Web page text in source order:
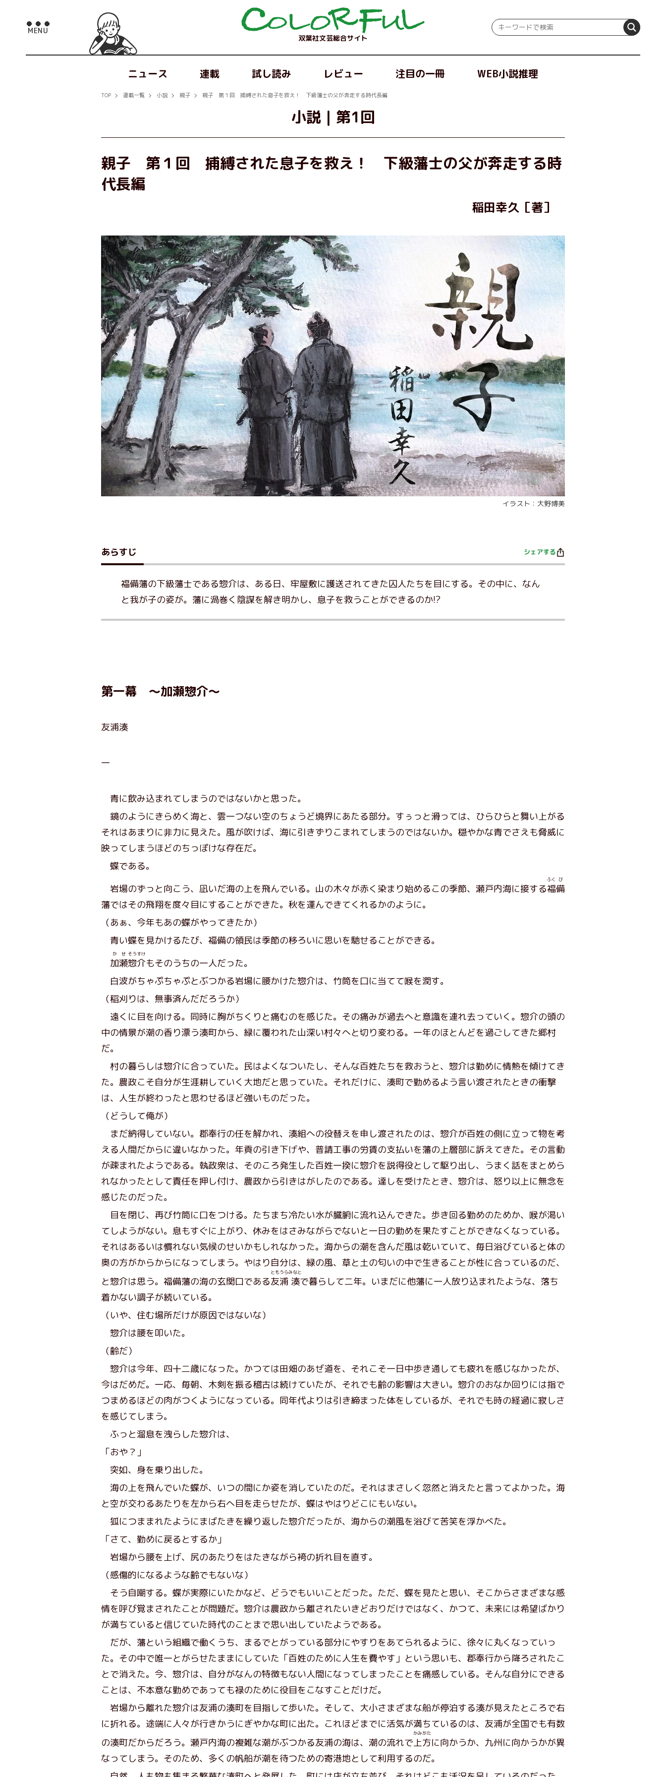
双葉社文芸総合サイト
ニュース 連載 試し読み レビュー 注目の一冊 WEB小説推理
TOP 連載一覧 小説 親子 親子 第１回 捕縛された息子を救え！ 下級藩士の父が奔走する時代長編
小説 ｜ 第1回
親子 第１回 捕縛された息子を救え！ 下級藩士の父が奔走する時
代長編
稲田幸久［著］
イラスト：大野博美
あらすじ シェアする
福備藩の下級藩士である惣介は、ある日、牢屋敷に護送されてきた囚人たちを目にする。その中に、なん
と我が子の姿が。藩に渦巻く陰謀を解き明かし、息子を救うことができるのか!?
第一幕 ～加瀬惣介​～
友浦湊
一
青に飲み込まれてしまうのではないかと思った。
鏡のようにきらめく海と、雲一つない空のちょうど境界にあたる部分。すぅっと滑っては、ひらひらと舞い上がる
それはあまりに非力に見えた。風が吹けば、海に引きずりこまれてしまうのではないか。穏やかな青でさえも脅威に
映ってしまうほどのちっぽけな存在だ。
蝶である。
岩場のずっと向こう、凪いだ海の上を飛んでいる。山の木々が赤く染まり始めるこの季節、瀬戸内海に接する福
ふく
備
び
藩ではその飛翔を度々目にすることができた。秋を運んできてくれるかのように。
（あぁ、今年もあの蝶がやってきたか）
青い蝶を見かけるたび、福備の領民は季節の移ろいに思いを馳せることができる。
加瀬
かせ
惣介
そうすけ
もそのうちの一人だった。
白波がちゃぷちゃぷとぶつかる岩場に腰かけた惣介は、竹筒を口に当てて喉を潤す。
（稲刈りは、無事済んだだろうか）
遠くに目を向ける。同時に胸がちくりと痛むのを感じた。その痛みが過去へと意識を連れ去っていく。惣介の頭の
中の情景が潮の香り漂う湊町から、緑に覆われた山深い村々へと切り変わる。一年のほとんどを過ごしてきた郷村
だ。
村の暮らしは惣介に合っていた。民はよくなついたし、そんな百姓たちを救おうと、惣介は勤めに情熱を傾けてき
た。農政こそ自分が生涯耕していく大地だと思っていた。それだけに、湊町で勤めるよう言い渡されたときの衝撃
は、人生が終わったと思わせるほど強いものだった。
（どうして俺が）
まだ納得していない。郡奉行の任を解かれ、湊組への役替えを申し渡されたのは、惣介が百姓の側に立って物を考
える人間だからに違いなかった。年貢の引き下げや、普請工事の労賃の支払いを藩の上層部に訴えてきた。その言動
が疎まれたようである。執政衆は、そのころ発生した百姓一揆に惣介を説得役として駆り出し、うまく話をまとめら
れなかったとして責任を押し付け、農政から引きはがしたのである。達しを受けたとき、惣介は、怒り以上に無念を
感じたのだった。
目を閉じ、再び竹筒に口をつける。たちまち冷たい水が臓腑に流れ込んできた。歩き回る勤めのためか、喉が渇い
てしようがない。息もすぐに上がり、休みをはさみながらでないと一日の勤めを果たすことができなくなっている。
それはあるいは慣れない気候のせいかもしれなかった。海からの潮を含んだ風は乾いていて、毎日浴びていると体の
奥の方がからからになってしまう。やはり自分は、緑の風、草と土の匂いの中で生きることが性に合っているのだ、
と惣介は思う。福備藩の海の玄関口である友浦
ともうら
湊
みなと
で暮らして二年。いまだに他藩に一人放り込まれたような、落ち
着かない調子が続いている。
（いや、住む場所だけが原因ではないな）
惣介は腰を叩いた。
（齢だ）
惣介は今年、四十二歳になった。かつては田畑のあぜ道を、それこそ一日中歩き通しても疲れを感じなかったが、
今はだめだ。一応、毎朝、木剣を振る稽古は続けていたが、それでも齢の影響は大きい。惣介のおなか回りには指で
つまめるほどの肉がつくようになっている。同年代よりは引き締まった体をしているが、それでも時の経過に寂しさ
を感じてしまう。
ふっと溜息を洩らした惣介は、
「おや？」
突如、身を乗り出した。
海の上を飛んでいた蝶が、いつの間にか姿を消していたのだ。それはまさしく忽然と消えたと言ってよかった。海
と空が交わるあたりを左から右へ目を走らせたが、蝶はやはりどこにもいない。
狐につままれたようにまばたきを繰り返した惣介だったが、海からの潮風を浴びて苦笑を浮かべた。
「さて、勤めに戻るとするか」
岩場から腰を上げ、尻のあたりをはたきながら袴の折れ目を直す。
（感傷的になるような齢でもないな）
そう自嘲する。蝶が実際にいたかなど、どうでもいいことだった。ただ、蝶を見たと思い、そこからさまざまな感
情を呼び覚まされたことが問題だ。惣介は農政から離されたいきどおりだけではなく、かつて、未来には希望ばかり
が満ちていると信じていた時代のことまで思い出していたようである。
だが、藩という組織で働くうち、まるでとがっている部分にやすりをあてられるように、徐々に丸くなっていっ
た。その中で唯一とがらせたままにしていた「百姓のために人生を費やす」という思いも、郡奉行から降ろされたこ
とで消えた。今、惣介は、自分がなんの特徴もない人間になってしまったことを痛感している。そんな自分にできる
ことは、不本意な勤めであっても禄のために役目をこなすことだけだ。
岩場から離れた惣介は友浦の湊町を目指して歩いた。そして、大小さまざまな船が停泊する湊が見えたところで右
に折れる。途端に人々が行きかうにぎやかな町に出た。これほどまでに活気が満ちているのは、友浦が全国でも有数
の湊町だからだろう。瀬戸内海の複雑な潮がぶつかる友浦の海は、潮の流れで上方
かみがた
に向かうか、九州に向かうかが異
なってしまう。そのため、多くの帆船が潮を待つための寄港地として利用するのだ。